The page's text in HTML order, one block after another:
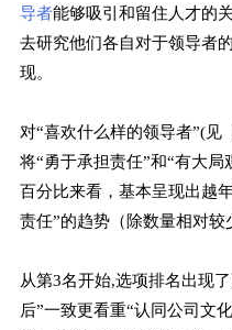
导者能够吸引和留住人才的
去研究他们各自对于领导者
现。
对“喜欢什么样的领导者”(见
将“勇于承担责任”和“有大
百分比来看，基本呈现出越
责任”的趋势（除数量相对较
从第3名开始,选项排名出现
后”一致更看重“认同公司文